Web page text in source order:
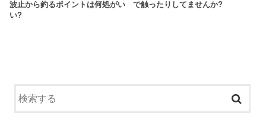
波止から釣るポイントは何処がい
い?
で触ったりしてませんか?